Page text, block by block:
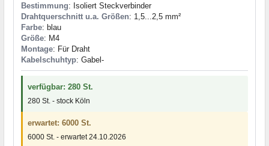
Bestimmung: Isoliert Steckverbinder
Drahtquerschnitt u.a. Größen: 1,5...2,5 mm²
Farbe: blau
Größe: M4
Montage: Für Draht
Kabelschuhtyp: Gabel-
verfügbar: 280 St.
280 St. - stock Köln
erwartet: 6000 St.
6000 St. - erwartet 24.10.2026